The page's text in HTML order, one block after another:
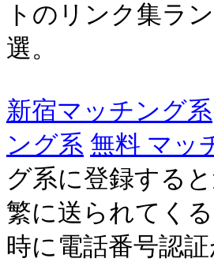
トのリンク集ラ
選。
新宿マッチング系
ング系 無料 マッ
グ系に登録する
繁に送られてく
時に電話番号認